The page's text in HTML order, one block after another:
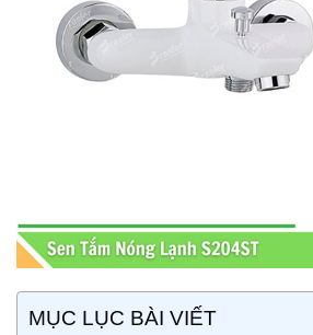
MỤC LỤC BÀI VIẾT